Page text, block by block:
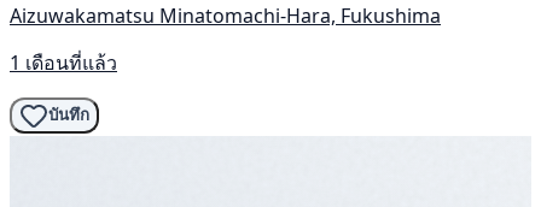
Aizuwakamatsu Minatomachi-Hara, Fukushima
1 เดือนที่แล้ว
บันทึก